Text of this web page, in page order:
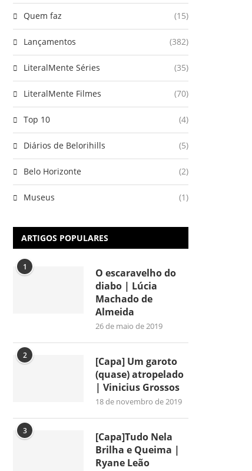
Quem faz (15)
Lançamentos (382)
LiteralMente Séries (35)
LiteralMente Filmes (70)
Top 10 (4)
Diários de Belorihills (5)
Belo Horizonte (2)
Museus (1)
ARTIGOS POPULARES
1
O escaravelho do
diabo | Lúcia
Machado de
Almeida
26 de maio de 2019
2
[Capa] Um garoto
(quase) atropelado
| Vinicius Grossos
18 de novembro de 2019
3
[Capa]Tudo Nela
Brilha e Queima |
Ryane Leão